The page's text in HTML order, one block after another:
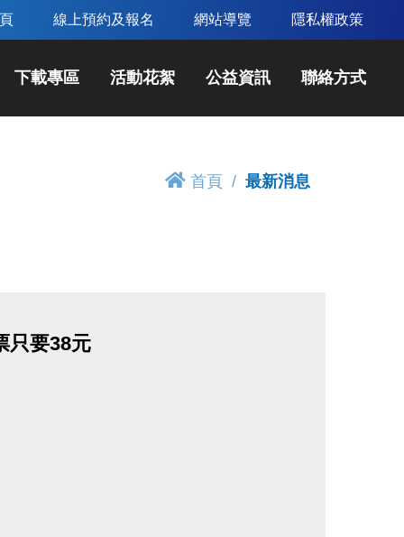
線上預約及報名 網站導覽 隱私權政策
下載專區 活動花絮 公益資訊 聯絡方式
首頁 最新消息
只要38元